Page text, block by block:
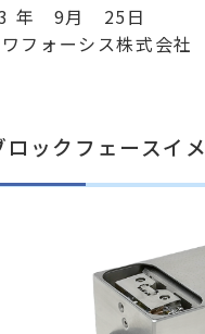
年 9月 25日
フォーシス株式会社
ロックフェースイ